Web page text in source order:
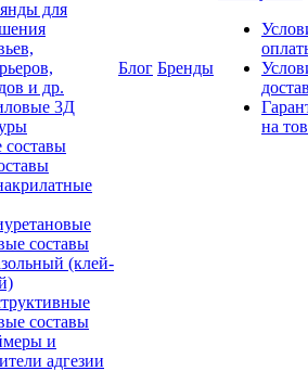
для
и др.
3Д
составы
(клей-
составы
и
адгезии
Блог Бренды
на